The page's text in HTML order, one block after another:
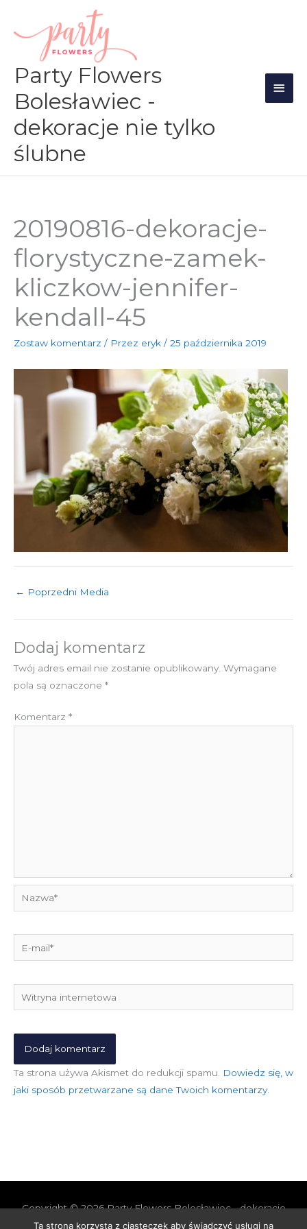
treści
Party Flowers
Bolesławiec -
dekoracje nie tylko
ślubne
20190816-dekoracje-
florystyczne-zamek-
kliczkow-jennifer-
kendall-45
Zostaw komentarz / Przez eryk / 25 października 2019
← Poprzedni Media
Dodaj komentarz
Twój adres email nie zostanie opublikowany. Wymagane
pola są oznaczone *
Komentarz *
mail*
Witryna
internetowa
Ta strona używa Akismet do redukcji spamu. Dowiedz się, w
jaki sposób przetwarzane są dane Twoich komentarzy.
Copyright © 2026Party Flowers Bolesławiec - dekoracje
nie tylko ślubne
Ta strona korzysta z ciasteczek aby świadczyć usługi na